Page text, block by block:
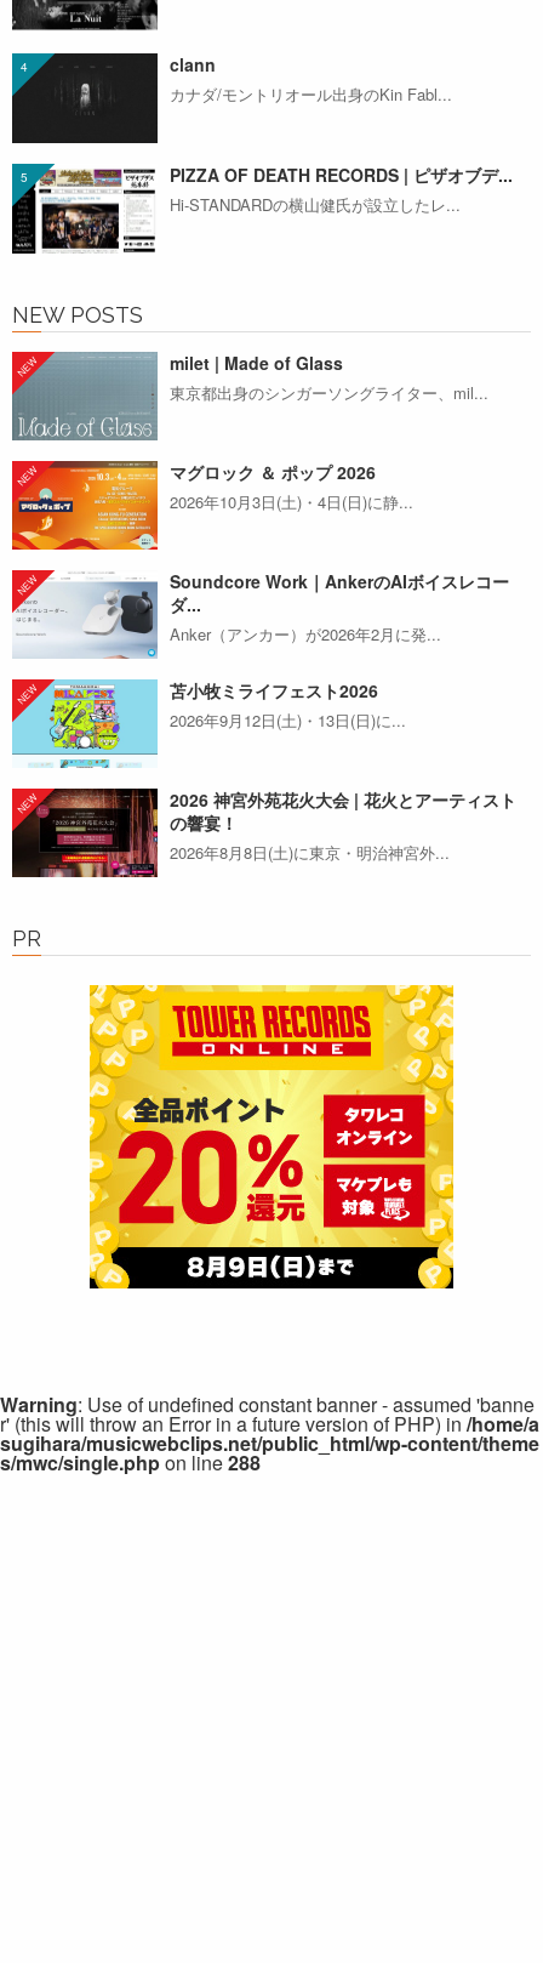
clann
カナダ/モントリオール出身のKin Fabl...
PIZZA OF DEATH RECORDS | ピザオブデ...
Hi-STANDARDの横山健氏が設立したレ...
NEW POSTS
milet | Made of Glass
東京都出身のシンガーソングライター、mil...
マグロック ＆ ポップ 2026
2026年10月3日(土)・4日(日)に静...
Soundcore Work｜AnkerのAIボイスレコー
ダ...
Anker（アンカー）が2026年2月に発...
苫小牧ミライフェスト2026
2026年9月12日(土)・13日(日)に...
2026 神宮外苑花火大会 | 花火とアーティスト
の響宴！
2026年8月8日(土)に東京・明治神宮外...
PR
Warning: Use of undefined constant banner - assumed 'banne
r' (this will throw an Error in a future version of PHP) in /home/a
sugihara/musicwebclips.net/public_html/wp-content/theme
s/mwc/single.phpon line288